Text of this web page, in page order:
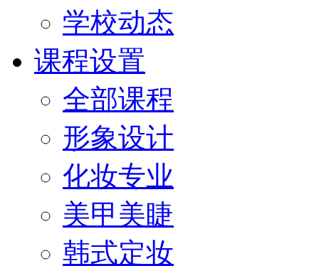
学校动态
课程设置
全部课程
形象设计
化妆专业
美甲美睫
韩式定妆